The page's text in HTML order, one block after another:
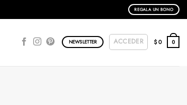
REGALA UN BONO
NEWSLETTER ACCEDER $0 0